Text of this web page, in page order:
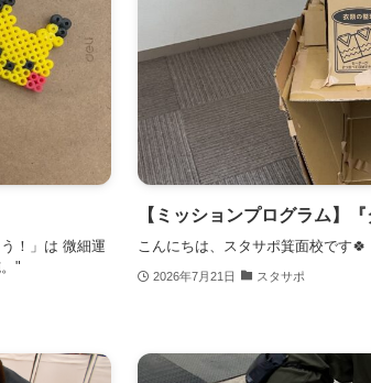
！」は 微細運
"
【ミッションプログラム】
こんにちは、スタサポ箕面校です
2026年7月21日 スタサポ